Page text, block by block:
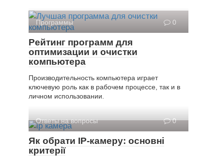
Программы 0
Рейтинг программ для
оптимизации и очистки
компьютера
Производительность компьютера играет
ключевую роль как в рабочем процессе, так и в
личном использовании.
Ответы на вопросы 0
Як обрати IP-камеру: основні
критерії